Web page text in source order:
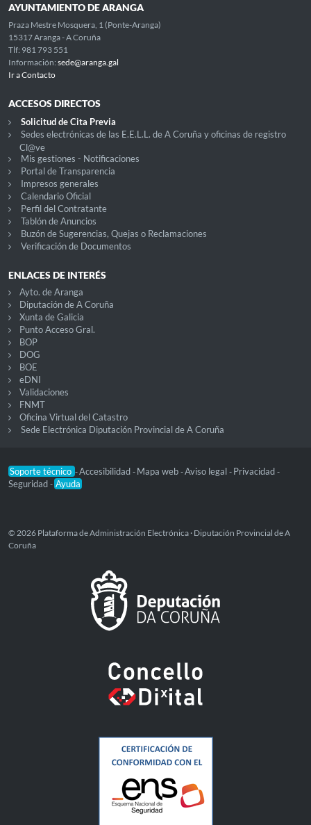
AYUNTAMIENTO DE ARANGA
Praza Mestre Mosquera, 1 (Ponte-Aranga)
15317 Aranga - A Coruña
Tlf: 981 793 551
Información: sede@aranga.gal
Ir a Contacto
ACCESOS DIRECTOS
Solicitud de Cita Previa
Sedes electrónicas de las E.E.L.L. de A Coruña y oficinas de registro
Cl@ve
Mis gestiones - Notificaciones
Portal de Transparencia
Impresos generales
Calendario Oficial
Perfil del Contratante
Tablón de Anuncios
Buzón de Sugerencias, Quejas o Reclamaciones
Verificación de Documentos
ENLACES DE INTERÉS
Ayto. de Aranga
Diputación de A Coruña
Xunta de Galicia
Punto Acceso Gral.
BOP
DOG
BOE
eDNI
Validaciones
FNMT
Oficina Virtual del Catastro
Sede Electrónica Diputación Provincial de A Coruña
Soporte técnico -Accesibilidad - Mapa web -Aviso legal - Privacidad -
Seguridad - Ayuda
© 2026 Plataforma de Administración Electrónica · Diputación Provincial de A
Coruña